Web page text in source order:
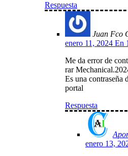
Respuesta
Juan Fco
enero 11, 2024 En
Me da error de
rar
Es una contraseña
portal
Respuesta
enero 13,